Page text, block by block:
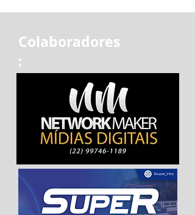
Colaboradores
: